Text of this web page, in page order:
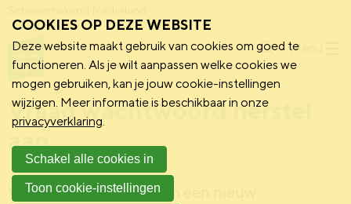
Menu
Vraag wachtwoord herstel
aan
Vul je e-mailadres in om een nieuw
COOKIES OP DEZE WEBSITE
Deze website maakt gebruik van cookies om goed te
functioneren. Als je wilt aanpassen welke cookies we
mogen gebruiken, kan je jouw cookie-instellingen
wijzigen. Meer informatie is beschikbaar in onze
privacyverklaring.
Schakel alle cookies in
Toon cookie-instellingen